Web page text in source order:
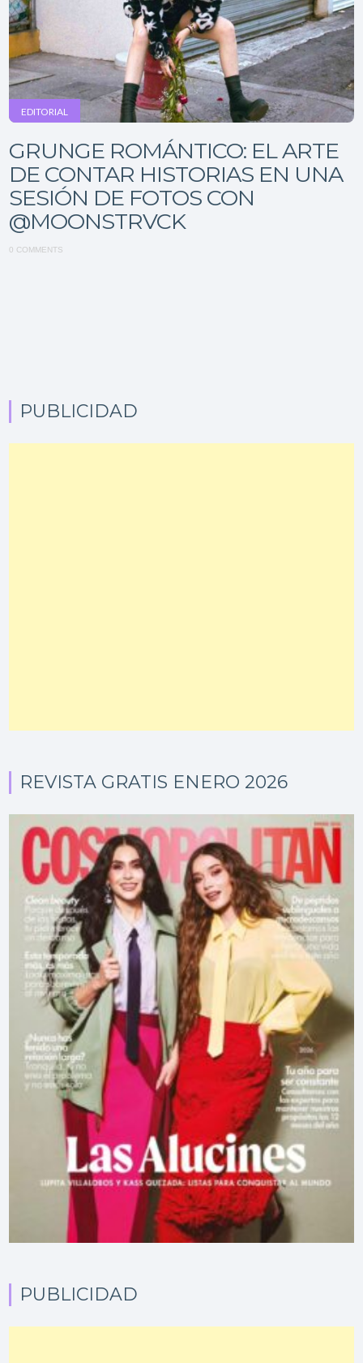
EDITORIAL
GRUNGE ROMÁNTICO: EL ARTE
DE CONTAR HISTORIAS EN UNA
SESIÓN DE FOTOS CON
@MOONSTRVCK
0 COMMENTS
PUBLICIDAD
REVISTA GRATIS ENERO 2026
PUBLICIDAD